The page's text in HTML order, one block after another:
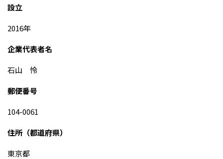
設立
2016年
企業代表者名
石山 怜
郵便番号
104-0061
住所（都道府県）
東京都